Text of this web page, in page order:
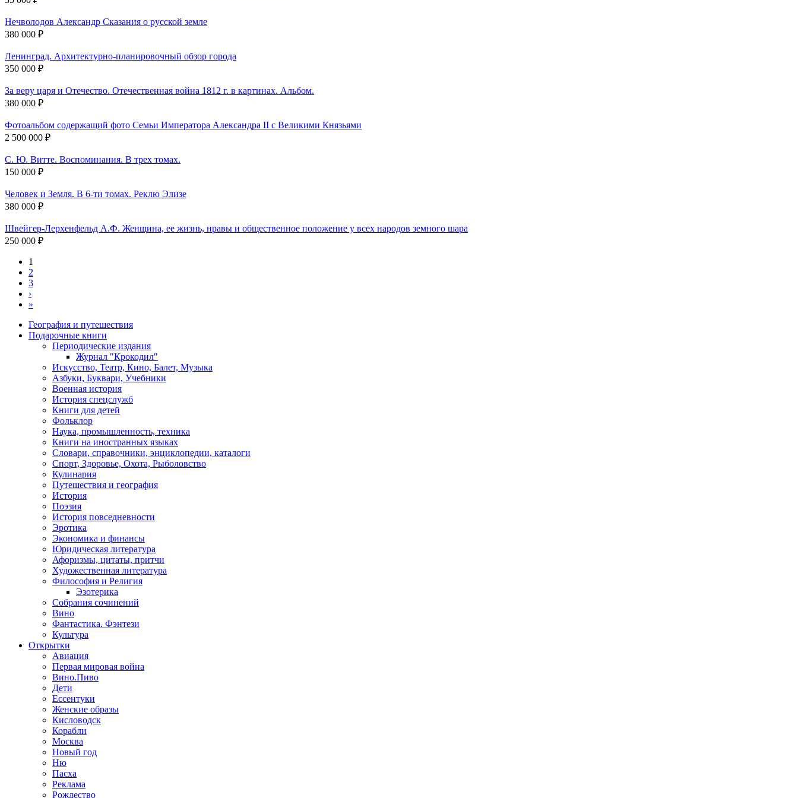
Нечволодов Александр Сказания о русской земле
380 000 ₽
Ленинград. Архитектурно-планировочный обзор города
350 000 ₽
За веру царя и Отечество. Отечественная война 1812 г. в картинах. Альбом.
380 000 ₽
Фотоальбом содержащий фото Семьи Императора Александра II с Великими Князьями
2 500 000 ₽
С. Ю. Витте. Воспоминания. В трех томах.
150 000 ₽
Человек и Земля. В 6-ти томах. Реклю Элизе
380 000 ₽
Швейгер-Лерхенфельд А.Ф. Женщина, ее жизнь, нравы и общественное положение у всех народов земного шара
250 000 ₽
Нумерация
страниц
1
2
3
›
страница
»
Разделы
каталога
География и путешествия
Подарочные книги
Периодические издания
Журнал "Крокодил"
Искусство, Театр, Кино, Балет, Музыка
Азбуки, Буквари, Учебники
Военная история
История спецслужб
Книги для детей
Фольклор
Наука, промышленность, техника
Книги на иностранных языках
Словари, справочники, энциклопедии, каталоги
Спорт, Здоровье, Охота, Рыболовство
Кулинария
Путешествия и география
История
Поэзия
История повседневности
Эротика
Экономика и финансы
Юридическая литература
Афоризмы, цитаты, притчи
Художественная литература
Философия и Религия
Эзотерика
Собрания сочинений
Вино
Фантастика. Фэнтези
Культура
Открытки
Авиация
Первая мировая война
Вино.Пиво
Дети
Ессентуки
Женские образы
Кисловодск
Корабли
Москва
Новый год
Ню
Пасха
Реклама
Рождество